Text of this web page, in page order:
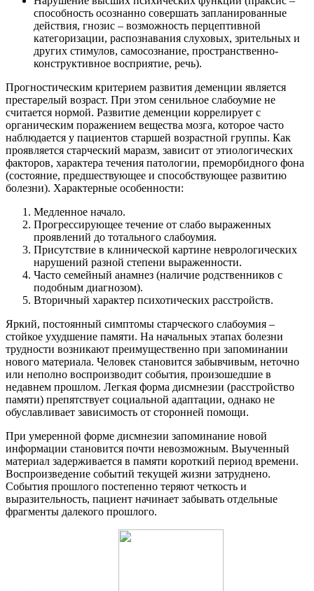
способность осознанно совершать запланированные
действия, гнозис – возможность перцептивной
категоризации, распознавания слуховых, зрительных и
других стимулов, самосознание, пространственно-
конструктивное восприятие, речь).
Прогностическим критерием развития деменции является
престарелый возраст. При этом сенильное слабоумие не
считается нормой. Развитие деменции коррелирует с
органическим поражением вещества мозга, которое часто
наблюдается у пациентов старшей возрастной группы. Как
проявляется старческий маразм, зависит от этиологических
факторов, характера течения патологии, преморбидного фона
(состояние, предшествующее и способствующее развитию
болезни). Характерные особенности:
Медленное начало.
Прогрессирующее течение от слабо выраженных
проявлений до тотального слабоумия.
Присутствие в клинической картине неврологических
нарушений разной степени выраженности.
Часто семейный анамнез (наличие родственников с
подобным диагнозом).
Вторичный характер психотических расстройств.
Яркий, постоянный симптомы старческого слабоумия –
стойкое ухудшение памяти. На начальных этапах болезни
трудности возникают преимущественно при запоминании
нового материала. Человек становится забывчивым, неточно
или неполно воспроизводит события, произошедшие в
недавнем прошлом. Легкая форма дисмнезии (расстройство
памяти) препятствует социальной адаптации, однако не
обуславливает зависимость от сторонней помощи.
При умеренной форме дисмнезии запоминание новой
информации становится почти невозможным. Выученный
материал задерживается в памяти короткий период времени.
Воспроизведение событий текущей жизни затруднено.
События прошлого постепенно теряют четкость и
выразительность, пациент начинает забывать отдельные
фрагменты далекого прошлого.